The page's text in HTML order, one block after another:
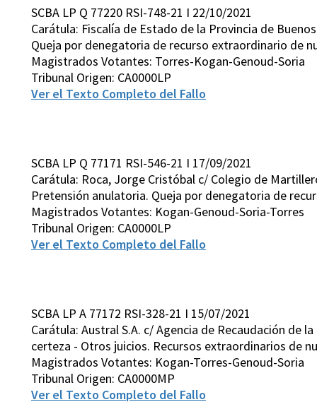
SCBA LP Q 77220 RSI-748-21 I 22/10/2021
Carátula: Fiscalía de Estado de la Provincia de
Queja por denegatoria de recurso extraordinario de
Magistrados Votantes: Torres-Kogan-Genoud-Soria
Tribunal Origen: CA0000LP
Ver el Texto Completo del Fallo
SCBA LP Q 77171 RSI-546-21 I 17/09/2021
Carátula: Roca, Jorge Cristóbal c/ Colegio de
Pretensión anulatoria. Queja por denegatoria de
Magistrados Votantes: Kogan-Genoud-Soria-Torres
Tribunal Origen: CA0000LP
Ver el Texto Completo del Fallo
SCBA LP A 77172 RSI-328-21 I 15/07/2021
Carátula: Austral S.A. c/ Agencia de Recaudación de
certeza - Otros juicios. Recursos extraordinarios de
Magistrados Votantes: Kogan-Torres-Genoud-Soria
Tribunal Origen: CA0000MP
Ver el Texto Completo del Fallo